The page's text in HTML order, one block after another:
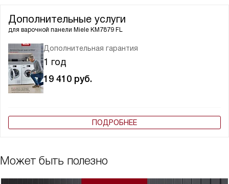
Дополнительные услуги
для варочной панели Miele KM7879 FL
Дополнительная гарантия
1 год
19 410 руб.
ПОДРОБНЕЕ
Может быть полезно